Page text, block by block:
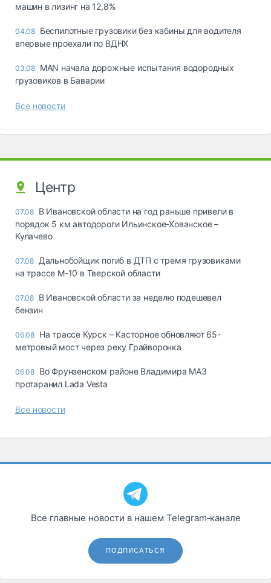
машин в лизинг на 12,8%
04.08 Беспилотные грузовики без кабины для водителя
впервые проехали по ВДНХ
03.08 MAN начала дорожные испытания водородных
грузовиков в Баварии
Все новости
Центр
07.08 В Ивановской области на год раньше привели в
порядок 5 км автодороги Ильинское-Хованское –
Кулачево
07.08 Дальнобойщик погиб в ДТП с тремя грузовиками
на трассе М-10 в Тверской области
07.08 В Ивановской области за неделю подешевел
бензин
06.08 На трассе Курск – Касторное обновляют 65-
метровый мост через реку Грайворонка
06.08 Во Фрунзенском районе Владимира МАЗ
протаранил Lada Vesta
Все новости
Все главные новости в нашем Telegram‑канале
ПОДПИСАТЬСЯ